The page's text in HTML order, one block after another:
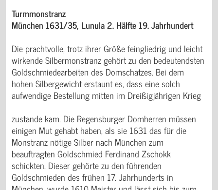
Turmmonstranz
München 1631/35, Lunula 2. Hälfte 19. Jahrhundert
Die prachtvolle, trotz ihrer Größe feingliedrig und leicht
wirkende Silbermonstranz gehört zu den bedeutendsten
Goldschmiedearbeiten des Domschatzes. Bei dem
hohen Silbergewicht erstaunt es, dass eine solch
aufwendige Bestellung mitten im Dreißigjährigen Krieg
zustande kam. Die Regensburger Domherren müssen
einigen Mut gehabt haben, als sie 1631 das für die
Monstranz nötige Silber nach München zum
beauftragten Goldschmied Ferdinand Zschokk
schickten. Dieser gehörte zu den führenden
Goldschmieden des frühen 17. Jahrhunderts in